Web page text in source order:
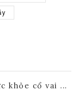
khỏe cổ vai ...